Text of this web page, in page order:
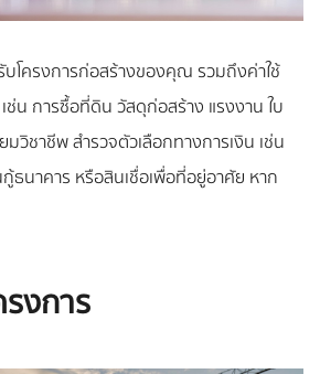
โครงการก่อสร้างของคุณ รวมถึงค่าใช้
น การซื้อที่ดิน วัสดุก่อสร้าง แรงงาน ใบ
วิชาชีพ สำรวจตัวเลือกทางการเงิน เช่น
ธนาคาร หรือสินเชื่อเพื่อที่อยู่อาศัย หาก
งการ